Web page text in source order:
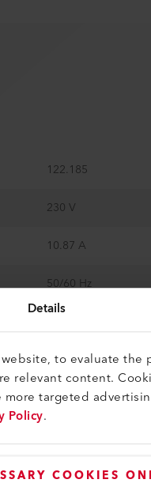
Details
to evaluate
relevant content.
targeted
Policy.
COOKIES
122.185
230 V
10.87 A
50/60 Hz
40 kW/m²
500 °C
496 mm